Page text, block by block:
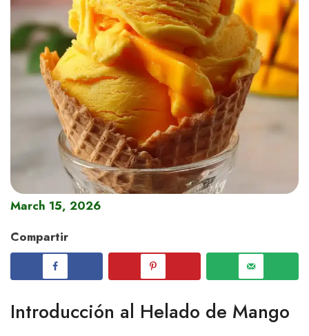
March 15, 2026
Compartir
Introducción al Helado de Mango